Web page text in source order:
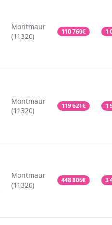
Montmaur
(11320)
110 760€ 1
Montmaur
(11320)
119 621€ 1
Montmaur
(11320)
448 806€ 3